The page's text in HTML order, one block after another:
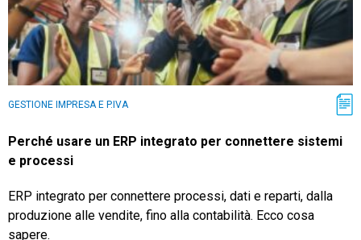
GESTIONE IMPRESA E P.IVA
Perché usare un ERP integrato per connettere sistemi
e processi
ERP integrato per connettere processi, dati e reparti, dalla
produzione alle vendite, fino alla contabilità. Ecco cosa
sapere.